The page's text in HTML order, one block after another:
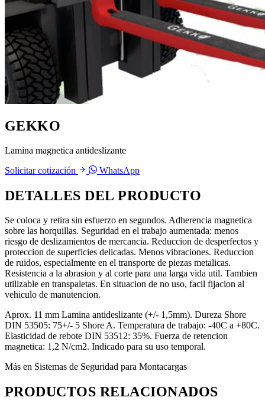
GEKKO
Lamina magnetica antideslizante
Solicitar cotización
WhatsApp
DETALLES DEL PRODUCTO
Se coloca y retira sin esfuerzo en segundos. Adherencia magnetica
sobre las horquillas. Seguridad en el trabajo aumentada: menos
riesgo de deslizamientos de mercancia. Reduccion de desperfectos y
proteccion de superficies delicadas. Menos vibraciones. Reduccion
de ruidos, especialmente en el transporte de piezas metalicas.
Resistencia a la abrasion y al corte para una larga vida util. Tambien
utilizable en transpaletas. En situacion de no uso, facil fijacion al
vehiculo de manutencion.
Aprox. 11 mm Lamina antideslizante (+/- 1,5mm). Dureza Shore
DIN 53505: 75+/- 5 Shore A. Temperatura de trabajo: -40C a +80C.
Elasticidad de rebote DIN 53512: 35%. Fuerza de retencion
magnetica: 1,2 N/cm2. Indicado para su uso temporal.
Más en Sistemas de Seguridad para Montacargas
PRODUCTOS RELACIONADOS